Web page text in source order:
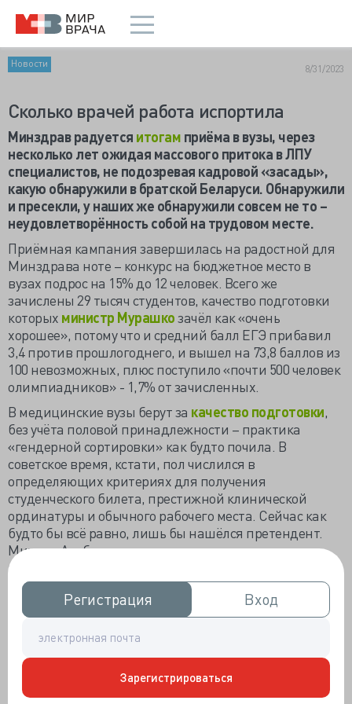
Регистрация
Регистрация Вход
Вход
Зарегистрироваться
Новости 8/31/2023
Сколько врачей работа испортила
Минздрав радуется итогам приёма в вузы, через
несколько лет ожидая массового притока в ЛПУ
специалистов, не подозревая кадровой «засады»,
какую обнаружили в братской Беларуси. Обнаружили
и пресекли, у наших же обнаружили совсем не то –
неудовлетворённость собой на трудовом месте.
Приёмная кампания завершилась на радостной для
Минздрава ноте – конкурс на бюджетное место в
вузах подрос на 15% до 12 человек. Всего же
зачислены 29 тысяч студентов, качество подготовки
которых министр Мурашкозачёл как «очень
хорошее», потому что и средний балл ЕГЭ прибавил
3,4 против прошлогоднего, и вышел на 73,8 баллов из
100 невозможных, плюс поступило «почти 500 человек
олимпиадников» - 1,7% от зачисленных.
В медицинские вузы берут за качество подготовки,
без учёта половой принадлежности – практика
«гендерной сортировки» как будто почила. В
советское время, кстати, пол числился в
определяющих критериях для получения
студенческого билета, престижной клинической
ординатуры и обычного рабочего места. Сейчас как
будто бы всё равно, лишь бы нашёлся претендент.
Михаил Альбертович похвастал, что медицинские
вузы «стали более привлекательными благодаря
социальным пакетам».
Про какой-такой пакет в пакете говорит министр,
принадлежность очень учитывают, как заявила один
из инициаторовограничениядоступа женщин в
медицину и глава управления кадров в белорусском
минздраве Ольга Колюпанова: «Мужчина должен